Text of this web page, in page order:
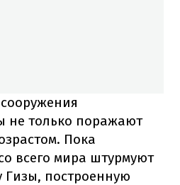
не только поражают
Пока
всего мира штурмуют
построенную